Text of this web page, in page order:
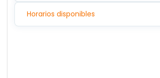
Horarios disponibles